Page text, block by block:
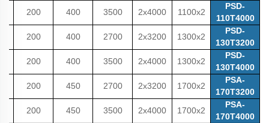
PSD-
110T4000
1100x2
2x4000
3500
400
200
PSD-
130T3200
1300x2
2x3200
2700
400
200
PSD-
130T4000
1300x2
2x4000
3500
400
200
PSA-
170T3200
1700x2
2x3200
2700
450
200
PSA-
170T4000
1700x2
2x4000
3500
450
200